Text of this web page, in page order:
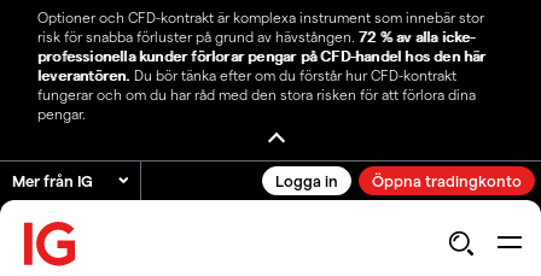
Optioner och CFD-kontrakt är komplexa instrument som innebär stor
risk för snabba förluster på grund av hävstången. 72 % av alla icke-
professionella kunder förlorar pengar på CFD-handel hos den här
leverantören. Du bör tänka efter om du förstår hur CFD-kontrakt
fungerar och om du har råd med den stora risken för att förlora dina
pengar.
Mer från IG Logga in Öppna tradingkonto